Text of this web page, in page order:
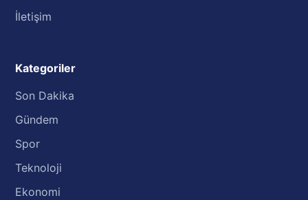
İletişim
Kategoriler
Son Dakika
Gündem
Spor
Teknoloji
Ekonomi